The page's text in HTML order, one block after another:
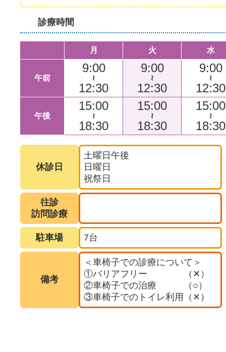
診療時間
月 火 水
午前
9:00
～
12:30
9:00
～
12:30
9:00
～
12:30
午後
15:00
～
18:30
15:00
～
18:30
15:00
～
18:30
休診日
土曜日午後
日曜日
祝祭日
往診
訪問診療
駐車場 7台
備考
＜車椅子での診療について＞
①バリアフリー （✕）
②車椅子での治療 （○）
③車椅子でのトイレ利用（✕）